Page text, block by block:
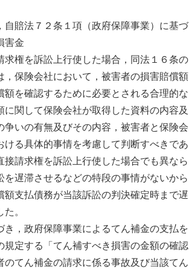
賠法７２条１項（政府保障事業）に基づ
害金
権を訴訟上行使した場合，同法１６条の
保険会社において，被害者の損害賠償額
を確認するために必要とされる合理的な
関して保険会社が取得した資料の内容及
いの有無及びその内容，被害者と保険会
る具体的事情を考慮して判断すべきであ
請求権を訴訟上行使した場合でも異なら
遅滞させるなどの特段の事情がないから
支払債務が当該訴訟の判決確定時まで遅
。
，政府保障事業によるてん補金の支払を
定する「てん補すべき損害の金額の確認
てん補金の請求に係る事故及び当該てん